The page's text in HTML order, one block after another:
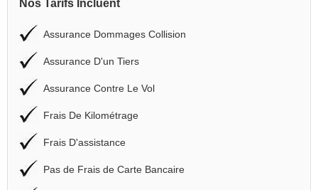
Nos Tarifs Incluent
Assurance Dommages Collision
Assurance D'un Tiers
Assurance Contre Le Vol
Frais De Kilométrage
Frais D'assistance
Pas de Frais de Carte Bancaire